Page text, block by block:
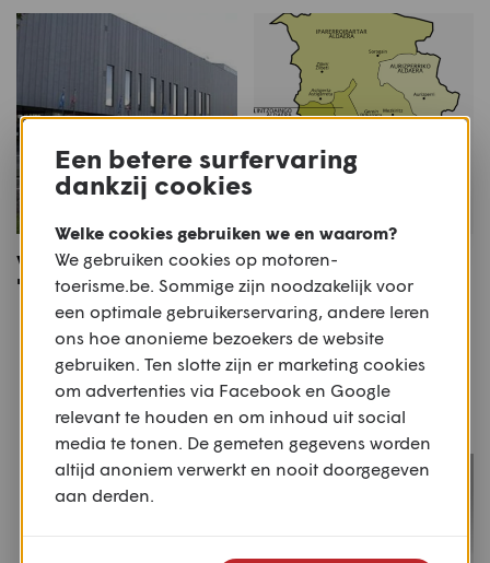
Vesparit Wommelgem -
't eilandje
Aragón-Frankrijk-
Navarra.
Meer motoren
Of bekijk alle Scooter,€10.000 - €13.000
Een betere surfervaring
dankzij cookies
Welke cookies gebruiken we en waarom?
We gebruiken cookies op motoren-
toerisme.be. Sommige zijn noodzakelijk voor
een optimale gebruikerservaring, andere leren
ons hoe anonieme bezoekers de website
gebruiken. Ten slotte zijn er marketing cookies
om advertenties via Facebook en Google
relevant te houden en om inhoud uit social
media te tonen. De gemeten gegevens worden
altijd anoniem verwerkt en nooit doorgegeven
aan derden.